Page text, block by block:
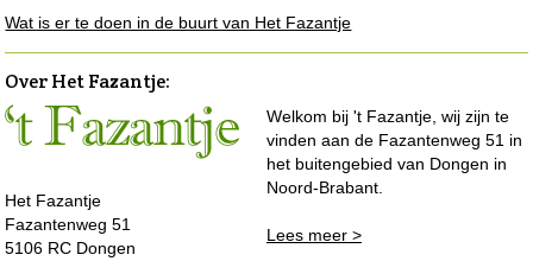
Wat is er te doen in de buurt van Het Fazantje
Over Het Fazantje:
Het Fazantje
Fazantenweg 51
5106 RC Dongen
Welkom bij 't Fazantje, wij zijn te
vinden aan de Fazantenweg 51 in
het buitengebied van Dongen in
Noord-Brabant.
Lees meer >